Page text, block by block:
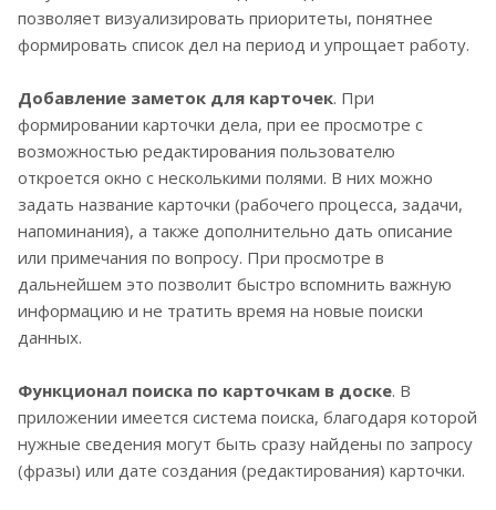
позволяет визуализировать приоритеты, понятнее
формировать список дел на период и упрощает работу.
Добавление заметок для карточек. При
формировании карточки дела, при ее просмотре с
возможностью редактирования пользователю
откроется окно с несколькими полями. В них можно
задать название карточки (рабочего процесса, задачи,
напоминания), а также дополнительно дать описание
или примечания по вопросу. При просмотре в
дальнейшем это позволит быстро вспомнить важную
информацию и не тратить время на новые поиски
данных.
Функционал поиска по карточкам в доске. В
приложении имеется система поиска, благодаря которой
нужные сведения могут быть сразу найдены по запросу
(фразы) или дате создания (редактирования) карточки.